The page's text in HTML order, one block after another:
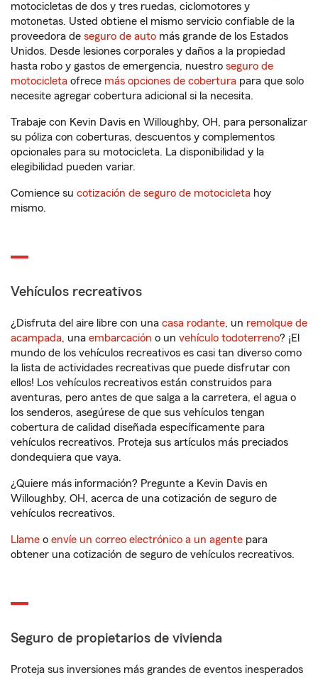
motocicletas de dos y tres ruedas, ciclomotores y
motonetas. Usted obtiene el mismo servicio confiable de la
proveedora de seguro de auto más grande de los Estados
Unidos. Desde lesiones corporales y daños a la propiedad
hasta robo y gastos de emergencia, nuestro seguro de
motocicleta ofrece más opciones de cobertura para que solo
necesite agregar cobertura adicional si la necesita.
Trabaje con Kevin Davis en Willoughby, OH, para personalizar
su póliza con coberturas, descuentos y complementos
opcionales para su motocicleta. La disponibilidad y la
elegibilidad pueden variar.
Comience su cotización de seguro de motocicleta hoy
mismo.
Vehículos recreativos
¿Disfruta del aire libre con una casa rodante, un remolque de
acampada, una embarcación o un vehículo todoterreno? ¡El
mundo de los vehículos recreativos es casi tan diverso como
la lista de actividades recreativas que puede disfrutar con
ellos! Los vehículos recreativos están construidos para
aventuras, pero antes de que salga a la carretera, el agua o
los senderos, asegúrese de que sus vehículos tengan
cobertura de calidad diseñada específicamente para
vehículos recreativos. Proteja sus artículos más preciados
dondequiera que vaya.
¿Quiere más información? Pregunte a Kevin Davis en
Willoughby, OH, acerca de una cotización de seguro de
vehículos recreativos.
Llame o envíe un correo electrónico a un agente para
obtener una cotización de seguro de vehículos recreativos.
Seguro de propietarios de vivienda
Proteja sus inversiones más grandes de eventos inesperados